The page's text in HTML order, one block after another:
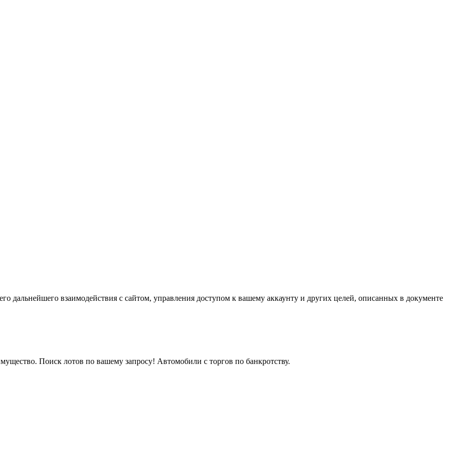
дальнейшего взаимодействия с сайтом, управления доступом к вашему аккаунту и других целей, описанных в документе
Поиск лотов по вашему запросу! Автомобили с торгов по банкротству.